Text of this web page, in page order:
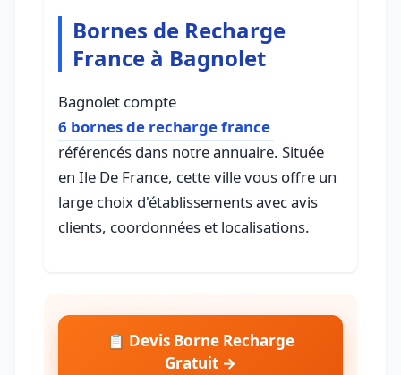
Bornes de Recharge
France à Bagnolet
Bagnolet compte
6 bornes de recharge france
référencés dans notre annuaire. Située
en Ile De France, cette ville vous offre un
large choix d'établissements avec avis
clients, coordonnées et localisations.
📋 Devis Borne Recharge
Gratuit →